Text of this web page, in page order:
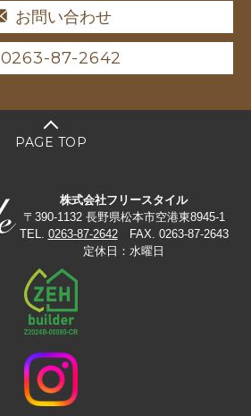
お問い合わせ
0263-87-2642
PAGE TOP
株式会社フリースタイル
〒390-1132 長野県松本市空港東8945-1
TEL. 0263-87-2642FAX. 0263-87-2643
定休日：水曜日